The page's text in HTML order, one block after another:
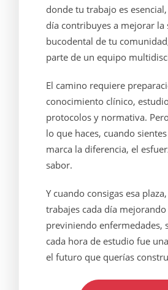
donde tu trabajo es
día contribuyes a mejorar la
bucodental de tu
parte de un equipo
El camino requiere
conocimiento clínico,
protocolos y normativa.
lo que haces, cuando
marca la diferencia, el
sabor.
Y cuando consigas esa
trabajes cada día
previniendo enfermedades,
cada hora de estudio fue
el futuro que querías